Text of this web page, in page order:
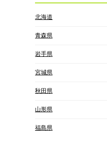
北海道
青森県
岩手県
宮城県
秋田県
山形県
福島県